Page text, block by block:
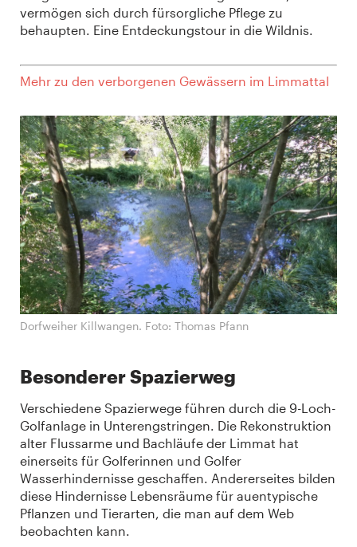
vermögen sich durch fürsorgliche Pflege zu
behaupten. Eine Entdeckungstour in die Wildnis.
Mehr zu den verborgenen Gewässern im Limmattal
Dorfweiher Killwangen. Foto: Thomas Pfann
Besonderer Spazierweg
Verschiedene Spazierwege führen durch die 9-Loch-
Golfanlage in Unterengstringen. Die Rekonstruktion
alter Flussarme und Bachläufe der Limmat hat
einerseits für Golferinnen und Golfer
Wasserhindernisse geschaffen. Andererseites bilden
diese Hindernisse Lebensräume für auentypische
Pflanzen und Tierarten, die man auf dem Web
beobachten kann.